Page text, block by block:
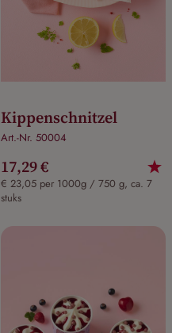
Kippenschnitzel
Art.-Nr. 50004
17,29 €
€ 23,05 per 1000g / 750 g, ca. 7
stuks